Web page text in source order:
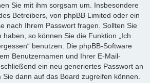
Sie mit ihm sorgsam um. Insbesondere
Betreibers, von phpBB Limited oder ein
nach Ihrem Passwort fragen. Sollten Sie
haben, so können Sie die Funktion „Ich
benutzen. Die phpBB-Software
Benutzernamen und Ihrer E-Mail-
ein neu generiertes Passwort an
dann auf das Board zugreifen können.